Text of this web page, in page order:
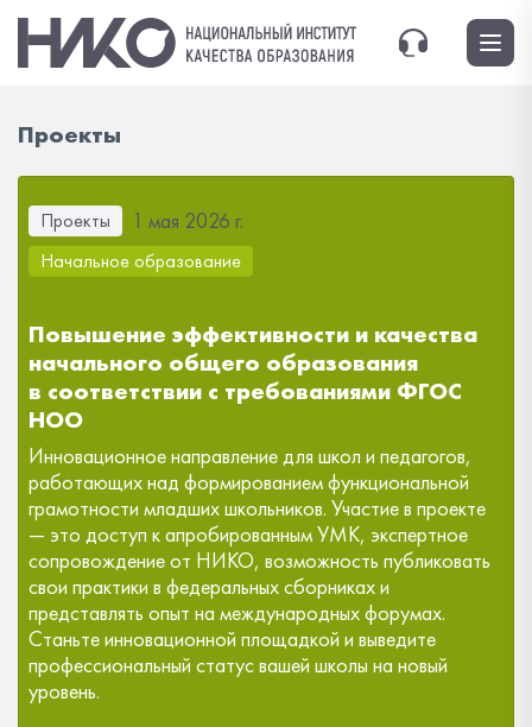
Проекты
Проекты 1 мая 2026 г.
Начальное образование
Повышение эффективности и качества
начального общего образования
в соответствии с требованиями ФГОС
НОО
Инновационное направление для школ и педагогов,
работающих над формированием функциональной
грамотности младших школьников. Участие в проекте
— это доступ к апробированным УМК, экспертное
сопровождение от НИКО, возможность публиковать
свои практики в федеральных сборниках и
представлять опыт на международных форумах.
Станьте инновационной площадкой и выведите
профессиональный статус вашей школы на новый
уровень.